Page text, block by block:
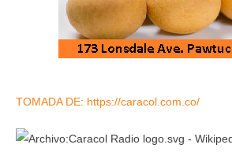
TOMADA DE: https://caracol.com.co/